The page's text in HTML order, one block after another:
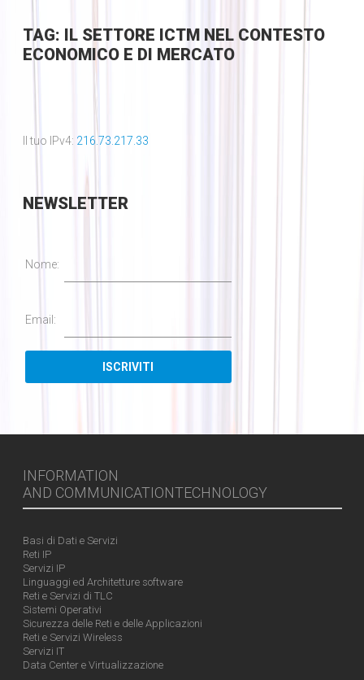
TAG: IL SETTORE ICTM NEL CONTESTO
ECONOMICO E DI MERCATO
Il tuo IPv4: 216.73.217.33
NEWSLETTER
Nome:
Email:
INFORMATION
AND COMMUNICATIONTECHNOLOGY
Basi di Dati e Servizi
Reti IP
Servizi IP
Linguaggi ed Architetture software
Reti e Servizi di TLC
Sistemi Operativi
Sicurezza delle Reti e delle Applicazioni
Reti e Servizi Wireless
Servizi IT
Data Center e Virtualizzazione